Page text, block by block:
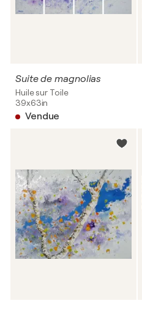
Suite de magnolias
Huile sur Toile
39x63in
Vendue